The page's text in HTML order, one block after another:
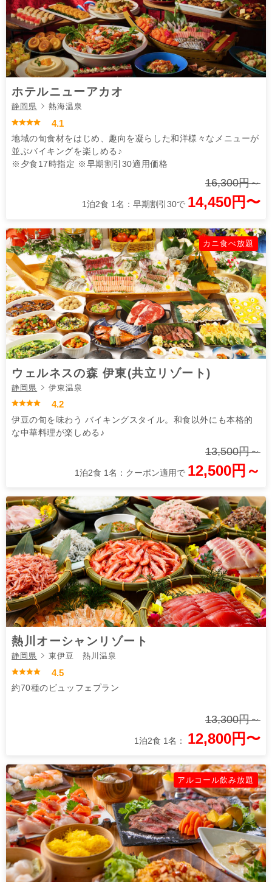
ホテルニューアカオ
静岡県 熱海温泉
4.1
地域の旬食材をはじめ、趣向を凝らした和洋様々なメニューが
並ぶバイキングを楽しめる♪
※夕食17時指定 ※早期割引30適用価格
16,300円～
1泊2食 1名：早期割引30で 14,450円〜
カニ食べ放題
ウェルネスの森 伊東(共立リゾート)
静岡県 伊東温泉
4.2
伊豆の旬を味わう バイキングスタイル。和食以外にも本格的
な中華料理が楽しめる♪
13,500円～
1泊2食 1名：クーポン適用で 12,500円～
熱川オーシャンリゾート
静岡県 東伊豆 熱川温泉
4.5
約70種のビュッフェプラン
13,300円～
1泊2食 1名： 12,800円〜
アルコール飲み放題